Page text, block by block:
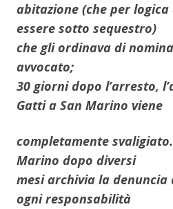
abitazione (che per
essere sotto sequestro)
che gli ordinava di
avvocato;
30 giorni dopo l’arresto,
Gatti a San Marino viene
completamente
Marino dopo diversi
mesi archivia la
ogni responsabilità